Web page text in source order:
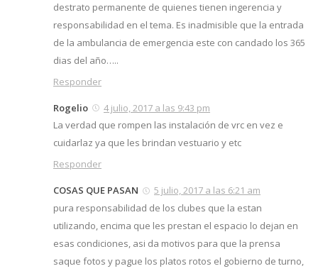
destrato permanente de quienes tienen ingerencia y
responsabilidad en el tema. Es inadmisible que la entrada
de la ambulancia de emergencia este con candado los 365
dias del año…..
Responder
Rogelio
4 julio, 2017 a las 9:43 pm
La verdad que rompen las instalación de vrc en vez e
cuidarlaz ya que les brindan vestuario y etc
Responder
COSAS QUE PASAN
5 julio, 2017 a las 6:21 am
pura responsabilidad de los clubes que la estan
utilizando, encima que les prestan el espacio lo dejan en
esas condiciones, asi da motivos para que la prensa
saque fotos y pague los platos rotos el gobierno de turno,